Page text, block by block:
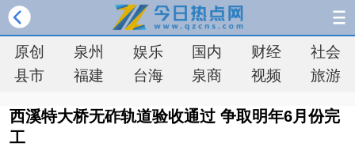
原创 泉州 娱乐 国内 财经
社会
县市
福建 台海 泉商 视频 旅游
西溪特大桥无砟轨道验收通过 争取明年6月份完
工